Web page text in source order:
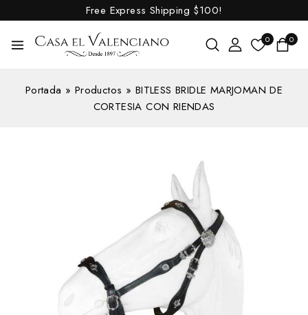
Free Express Shipping $100!
0 0
Portada » Productos » BITLESS BRIDLE MARJOMAN DE
CORTESIA CON RIENDAS